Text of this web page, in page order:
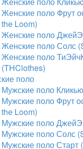
Женские поло Фрут
the Loom)
Женские поло
Женские поло Солс
Женские поло
(THClothes)
поло
Мужские поло
Мужские поло Фрут
the Loom)
Мужские поло
Мужские поло Солс
Мужские поло Старт